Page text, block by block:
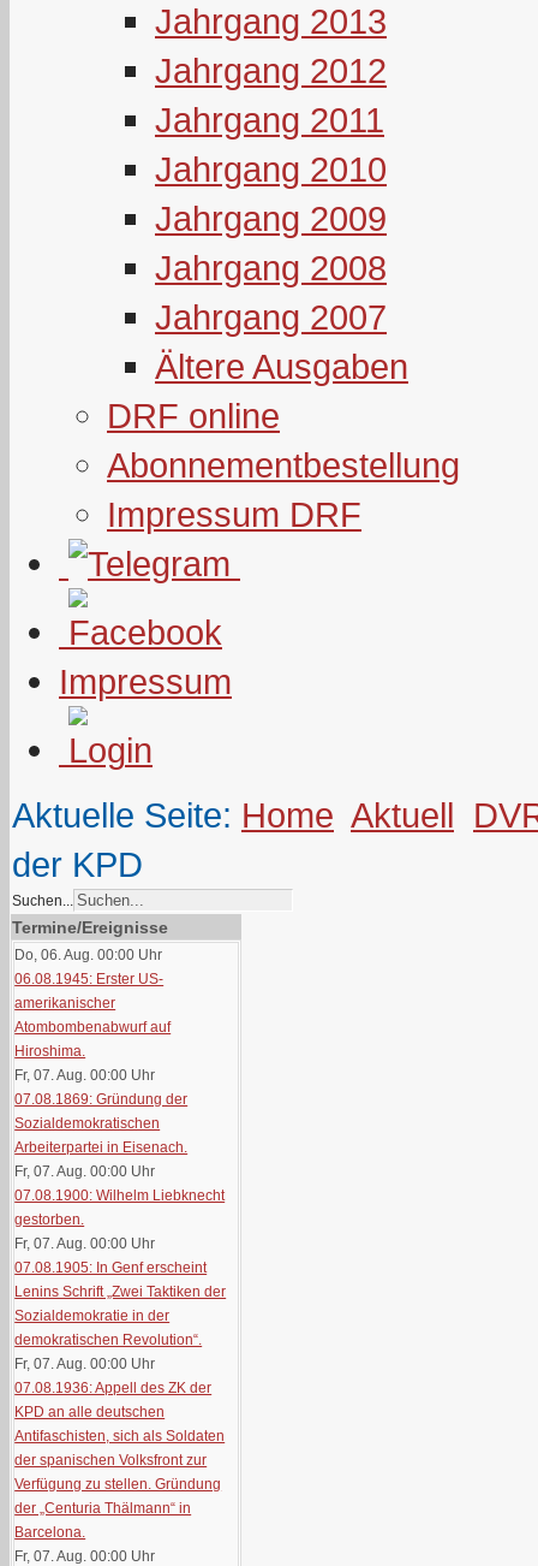
Jahrgang 2013
Jahrgang 2012
Jahrgang 2011
Jahrgang 2010
Jahrgang 2009
Jahrgang 2008
Jahrgang 2007
Ältere Ausgaben
DRF online
Abonnementbestellung
Impressum DRF
Impressum
Aktuelle Seite: Home Aktuell
der KPD
Suchen...
Termine/Ereignisse
Do, 06. Aug. 00:00 Uhr
06.08.1945: Erster US-
amerikanischer
Atombombenabwurf auf
Hiroshima.
Fr, 07. Aug. 00:00 Uhr
07.08.1869: Gründung der
Sozialdemokratischen
Arbeiterpartei in Eisenach.
Fr, 07. Aug. 00:00 Uhr
07.08.1900: Wilhelm Liebknecht
gestorben.
Fr, 07. Aug. 00:00 Uhr
07.08.1905: In Genf erscheint
Lenins Schrift „Zwei Taktiken der
Sozialdemokratie in der
demokratischen Revolution“.
Fr, 07. Aug. 00:00 Uhr
07.08.1936: Appell des ZK der
KPD an alle deutschen
Antifaschisten, sich als Soldaten
der spanischen Volksfront zur
Verfügung zu stellen. Gründung
der „Centuria Thälmann“ in
Barcelona.
Fr, 07. Aug. 00:00 Uhr